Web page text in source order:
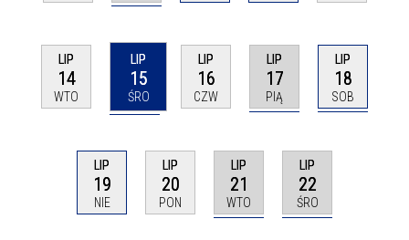
LIP
14
WTO
LIP
15
ŚRO
LIP
16
CZW
LIP
17
PIĄ
LIP
18
SOB
LIP
19
NIE
LIP
20
PON
LIP
21
WTO
LIP
22
ŚRO